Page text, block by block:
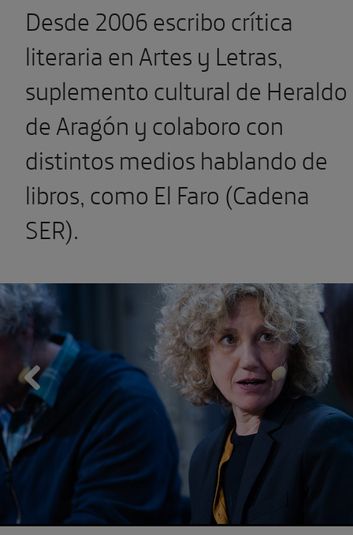
Desde 2006 escribo crítica
literaria en Artes y Letras,
suplemento cultural de Heraldo
de Aragón y colaboro con
distintos medios hablando de
libros, como El Faro (Cadena
SER).
Previous